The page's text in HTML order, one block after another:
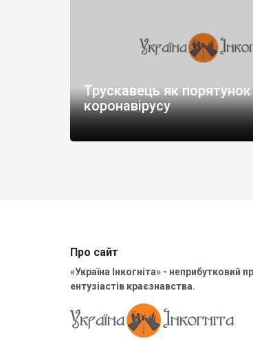
Трускавець як порятунок
коронавірусу
Про сайт
«Україна Інкогніта» - неприбутковий
ентузіастів краєзнавства.